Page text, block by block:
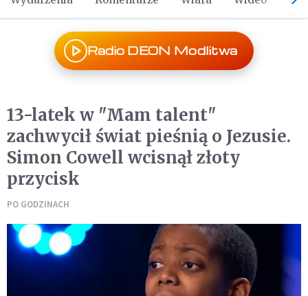
Radio DEON Modlitwa
13-latek w "Mam talent"
zachwycił świat pieśnią o Jezusie.
Simon Cowell wcisnął złoty
przycisk
PO GODZINACH